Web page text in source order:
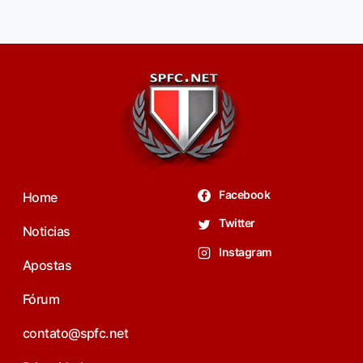
Home
Noticias
Apostas
Fórum
contato@spfc.net
Facebook
Twitter
Instagram